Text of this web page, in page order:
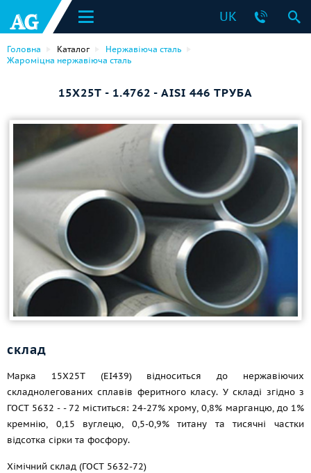
UK
Головна Каталог
Нержавіюча сталь
Жароміцна нержавіюча сталь
15Х25Т - 1.4762 - AISI 446 ТРУБА
склад
Марка 15Х25Т (ЕІ439) відноситься до нержавіючих
складнолегованих сплавів феритного класу. У складі згідно з
ГОСТ 5632 - - 72 міститься: 24-27% хрому, 0,8% марганцю, до 1%
кремнію, 0,15 вуглецю, 0,5-0,9% титану та тисячні частки
відсотка сірки та фосфору.
Хімічний склад (ГОСТ 5632-72)